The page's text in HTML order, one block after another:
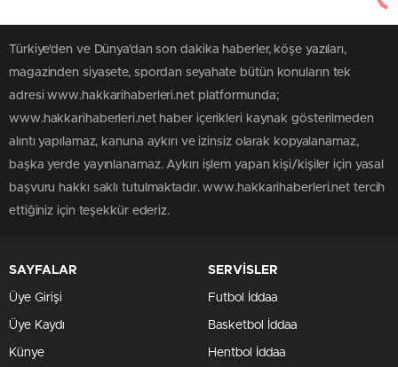
Türkiye'den ve Dünya’dan son dakika haberler, köşe yazıları,
magazinden siyasete, spordan seyahate bütün konuların tek
adresi www.hakkarihaberleri.net platformunda;
www.hakkarihaberleri.net haber içerikleri kaynak gösterilmeden
alıntı yapılamaz, kanuna aykırı ve izinsiz olarak kopyalanamaz,
başka yerde yayınlanamaz. Aykırı işlem yapan kişi/kişiler için yasal
başvuru hakkı saklı tutulmaktadır. www.hakkarihaberleri.net tercih
ettiğiniz için teşekkür ederiz.
SAYFALAR
Üye Girişi
Üye Kaydı
Künye
SERVİSLER
Futbol İddaa
Basketbol İddaa
Hentbol İddaa